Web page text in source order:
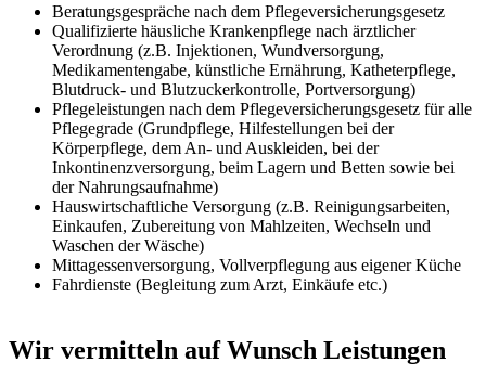
Beratungsgespräche nach dem Pflegeversicherungsgesetz
Qualifizierte häusliche Krankenpflege nach ärztlicher
Verordnung (z.B. Injektionen, Wundversorgung,
Medikamentengabe, künstliche Ernährung, Katheterpflege,
Blutdruck- und Blutzuckerkontrolle, Portversorgung)
Pflegeleistungen nach dem Pflegeversicherungsgesetz für alle
Pflegegrade (Grundpflege, Hilfestellungen bei der
Körperpflege, dem An- und Auskleiden, bei der
Inkontinenzversorgung, beim Lagern und Betten sowie bei
der Nahrungsaufnahme)
Hauswirtschaftliche Versorgung (z.B. Reinigungsarbeiten,
Einkaufen, Zubereitung von Mahlzeiten, Wechseln und
Waschen der Wäsche)
Mittagessenversorgung, Vollverpflegung aus eigener Küche
Fahrdienste (Begleitung zum Arzt, Einkäufe etc.)
Wir vermitteln auf Wunsch Leistungen